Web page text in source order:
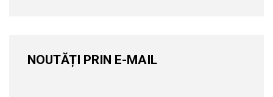
NOUTĂȚI PRIN E-MAIL